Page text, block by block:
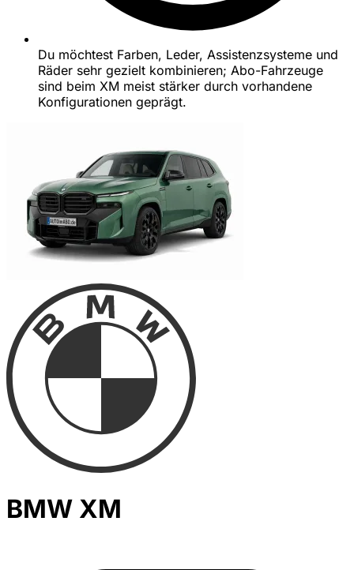
Du möchtest Farben, Leder, Assistenzsysteme und
Räder sehr gezielt kombinieren; Abo-Fahrzeuge
sind beim XM meist stärker durch vorhandene
Konfigurationen geprägt.
BMW XM